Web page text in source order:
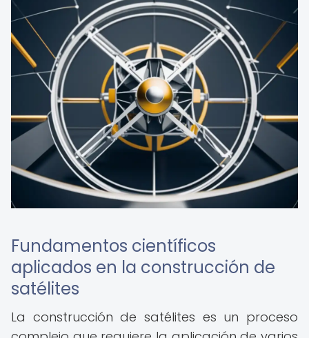
Fundamentos científicos
aplicados en la construcción de
satélites
La construcción de satélites es un proceso